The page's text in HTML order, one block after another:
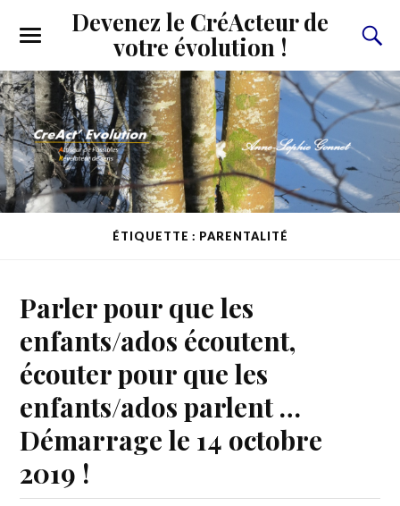
Devenez le CréActeur de
votre évolution !
ÉTIQUETTE : PARENTALITÉ
Parler pour que les
enfants/ados écoutent,
écouter pour que les
enfants/ados parlent …
Démarrage le 14 octobre
2019 !